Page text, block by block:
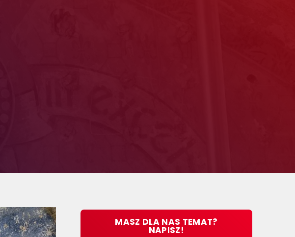
MASZ DLA NAS TEMAT?
NAPISZ!